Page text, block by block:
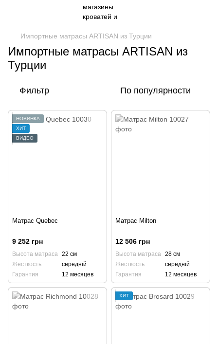
Импортные матрасы ARTISAN из Турции
Импортные матрасы ARTISAN из
Турции
Фильтр По популярности
НОВИНКА
ХИТ
ВИДЕО
Матрас Quebec
9 252 грн
Высота матраса 22 см
Жесткость
середній
Гарантия
12 месяцев
Матрас Milton
12 506 грн
Высота матраса 28 см
Жесткость
середній
Гарантия
12 месяцев
ХИТ